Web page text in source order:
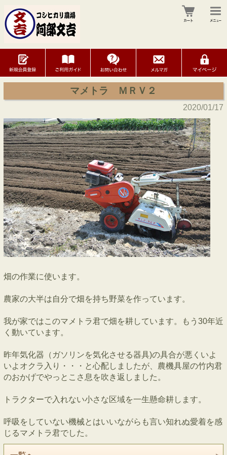
マメトラ ＭＲＶ２
2020/01/17
畑の作業に使います。
農家の大半は自分で畑を持ち野菜を作っています。
我が家ではこのマメトラ君で畑を耕しています。もう30年近
く動いています。
昨年気化器（ガソリンを気化させる器具)の具合が悪くいよ
いよオクラ入り・・・と心配しましたが、農機具屋の竹内君
のおかげでやっとこさ息を吹き返しました。
トラクターで入れない小さな区域を一生懸命耕します。
呼吸をしていない機械とはいいながらも言い知れぬ愛着を感
じるマメトラ君でした。